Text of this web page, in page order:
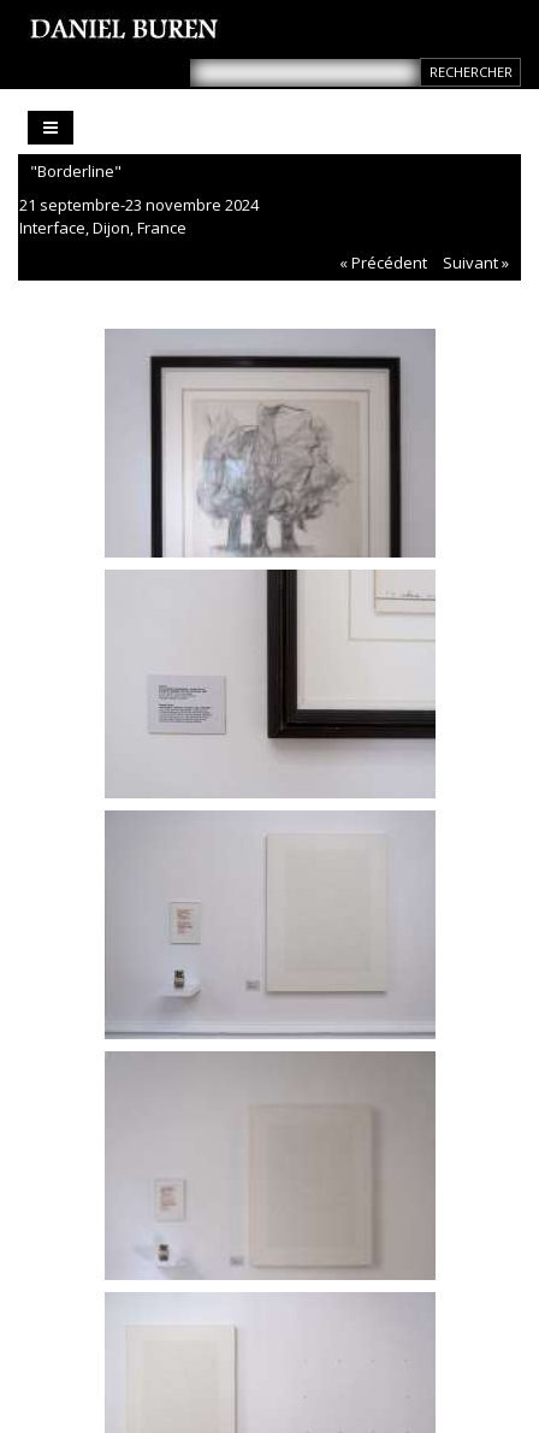
"Borderline"
21 septembre-23 novembre 2024
Interface, Dijon, France
« Précédent
Suivant »